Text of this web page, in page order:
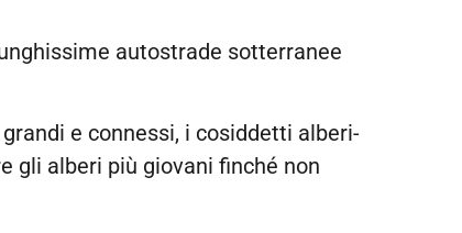
autostrade sotterranee
e connessi, i cosiddetti alberi-
gli alberi più giovani finché non